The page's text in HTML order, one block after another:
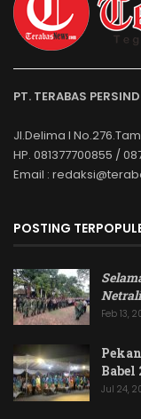
PT. TERABAS
Jl.Delima I
HP. 081377700855 /
Email :
POSTING
Feb 13,
Babel
Jul 24,